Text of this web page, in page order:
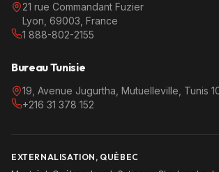
21 rue Commandant Fuzier
Lyon, 69003, France
1 888-802-2155
Bureau Tunisie
19, Avenue Jugurtha, Mutuelleville, Tunis
+216 31 378 152
EXTERNALISATION, QUÉBEC